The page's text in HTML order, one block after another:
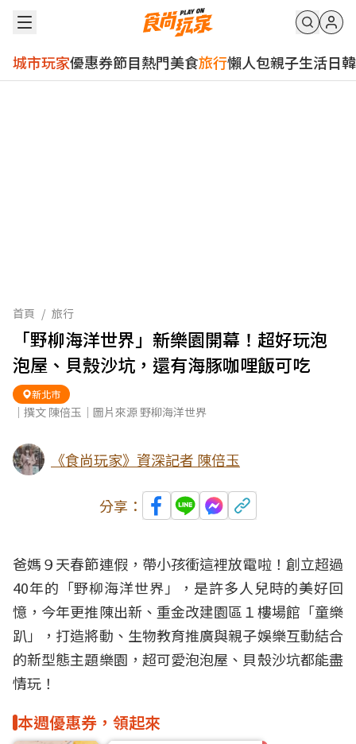
城市玩家優惠券節目熱門美食旅行懶人包親子生活日韓
首頁 / 旅行
「野柳海洋世界」新樂園開幕！超好玩泡
泡屋、貝殼沙坑，還有海豚咖哩飯可吃
新北市
｜撰文 陳倍玉｜圖片來源 野柳海洋世界
《食尚玩家》資深記者 陳倍玉
分享：
爸媽９天春節連假，帶小孩衝這裡放電啦！創立超過
40年的「野柳海洋世界」，是許多人兒時的美好回
憶，今年更推陳出新、重金改建園區１樓場館「童樂
趴」，打造將動、生物教育推廣與親子娛樂互動結合
的新型態主題樂園 ，超可愛泡泡屋、貝殼沙坑都能盡
情玩！
本週優惠券，領起來